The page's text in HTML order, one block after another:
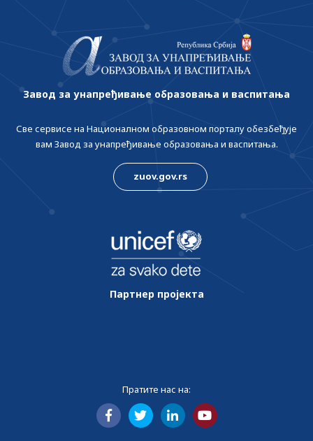
Завод за унапређивање образовања и васпитања
Све сервисе на Националном образовном порталу обезбеђује
вам Завод за унапређивање образовања и васпитања.
zuov.gov.rs
Партнер пројекта
Пратите нас на: